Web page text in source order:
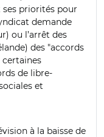
ses priorités pour
demande
ou l’arrêt des
des "accords
de libre-
et
à la baisse de